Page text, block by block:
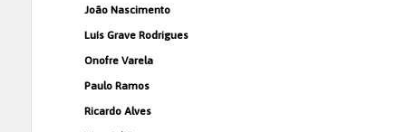
João Nascimento
Luís Grave Rodrigues
Onofre Varela
Paulo Ramos
Ricardo Alves